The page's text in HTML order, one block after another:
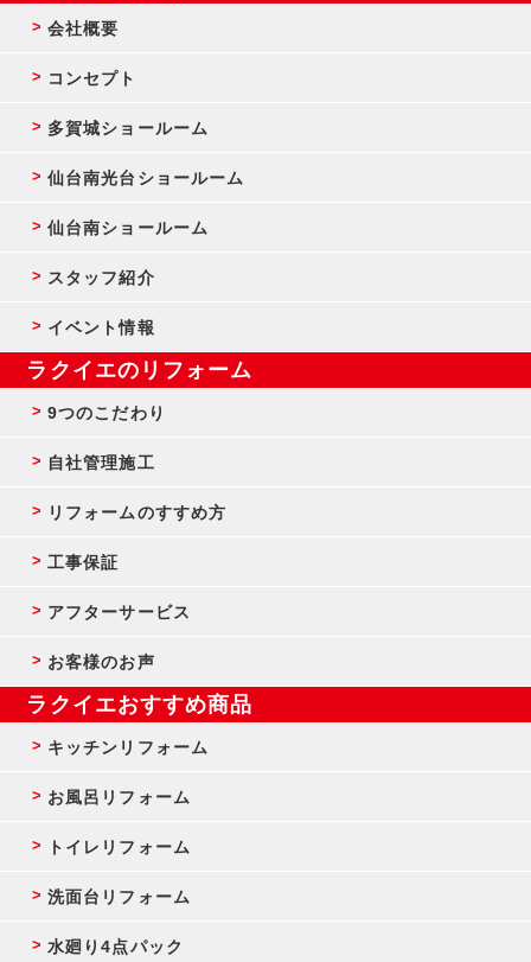
会社概要
コンセプト
多賀城ショールーム
仙台南光台ショールーム
仙台南ショールーム
スタッフ紹介
イベント情報
ラクイエのリフォーム
9つのこだわり
自社管理施工
リフォームのすすめ方
工事保証
アフターサービス
お客様のお声
ラクイエおすすめ商品
キッチンリフォーム
お風呂リフォーム
トイレリフォーム
洗面台リフォーム
水廻り4点パック